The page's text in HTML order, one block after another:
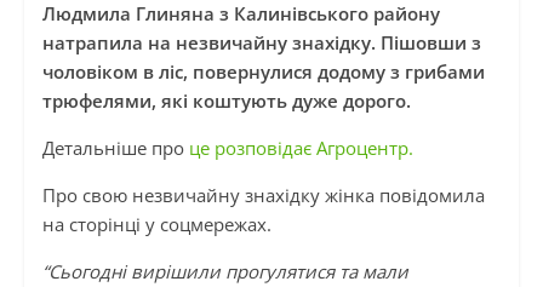
Людмила Глиняна з Калинівського району
натрапила на незвичайну знахідку. Пішовши з
чоловіком в ліс, повернулися додому з грибами
трюфелями, які коштують дуже дорого.
Детальніше про це розповідає Агроцентр.
Про свою незвичайну знахідку жінка повідомила
на сторінці у соцмережах.
“Сьогодні вирішили прогулятися та мали